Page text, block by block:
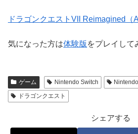
ドラゴンクエストVII Reimagined（
気になった方は体験版 をプレイして
ゲーム Nintendo Switch
ドラゴンクエスト
シェアする